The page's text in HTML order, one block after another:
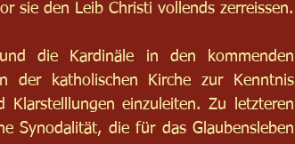
sie den Leib Christi vollends zerreissen.
die Kardinäle in den kommenden
der katholischen Kirche zur Kenntnis
einzuleiten. Zu letzteren
Synodalität, die für das Glaubensleben